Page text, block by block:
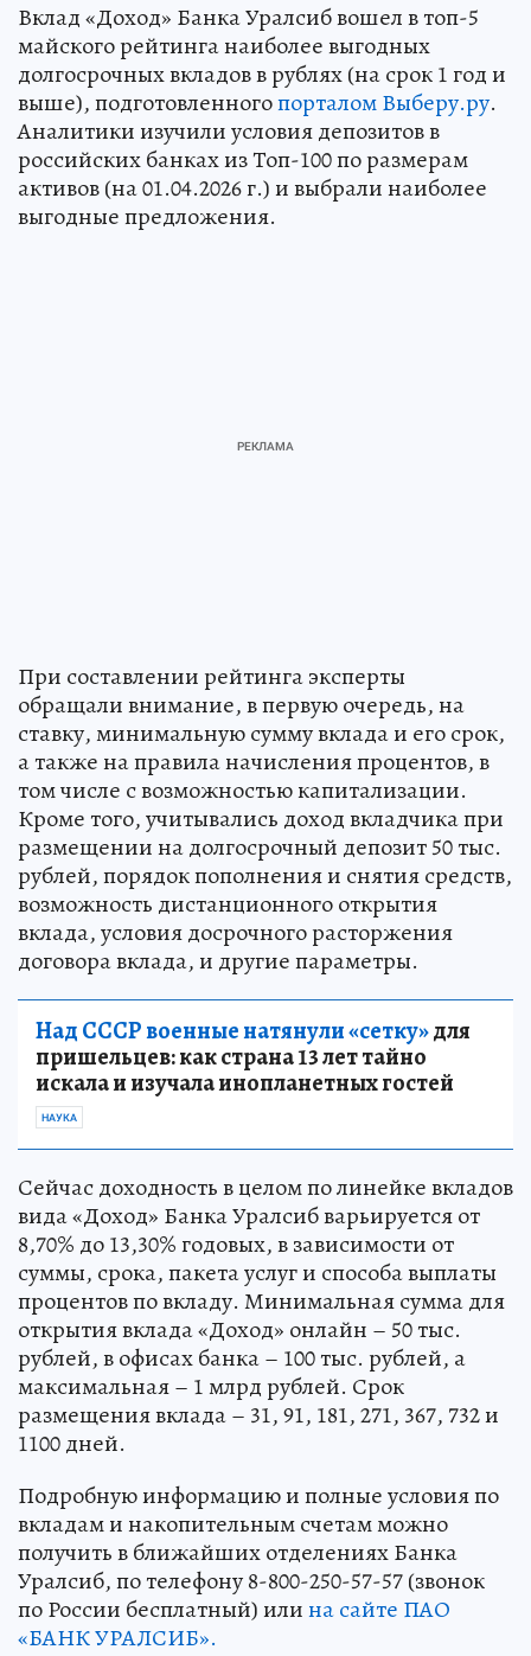
Вклад «Доход» Банка Уралсиб вошел в топ-5
майского рейтинга наиболее выгодных
долгосрочных вкладов в рублях (на срок 1 год и
выше), подготовленногопорталом Выберу.ру.
Аналитики изучили условия депозитов в
российских банках из Топ-100 по размерам
активов (на 01.04.2026 г.) и выбрали наиболее
выгодные предложения.
При составлении рейтинга эксперты
обращали внимание, в первую очередь, на
ставку, минимальную сумму вклада и его срок,
а также на правила начисления процентов, в
том числе с возможностью капитализации.
Кроме того, учитывались доход вкладчика при
размещении на долгосрочный депозит 50 тыс.
рублей, порядок пополнения и снятия средств,
возможность дистанционного открытия
вклада, условия досрочного расторжения
договора вклада, и другие параметры.
Над СССР военные натянули «сетку»для
пришельцев: как страна 13 лет тайно
искала и изучала инопланетных гостей
НАУКА
Сейчас доходность в целом по линейке вкладов
вида «Доход» Банка Уралсиб варьируется от
8,70% до 13,30% годовых, в зависимости от
суммы, срока, пакета услуг и способа выплаты
процентов по вкладу. Минимальная сумма для
открытия вклада «Доход» онлайн – 50 тыс.
рублей, в офисах банка – 100 тыс. рублей, а
максимальная – 1 млрд рублей. Срок
размещения вклада – 31, 91, 181, 271, 367, 732 и
1100 дней.
Подробную информацию и полные условия по
вкладам и накопительным счетам можно
получить в ближайших отделениях Банка
Уралсиб, по телефону 8-800-250-57-57 (звонок
по России бесплатный) илина сайте ПАО
«БАНК УРАЛСИБ».